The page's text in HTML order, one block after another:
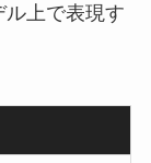
ル上で表現す